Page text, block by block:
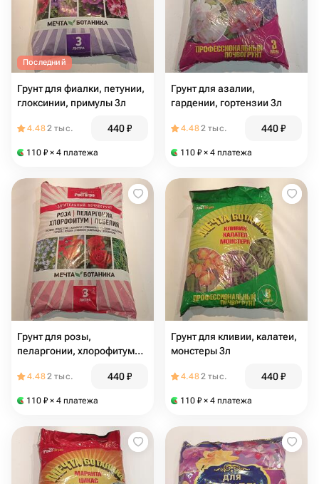
Последний
Грунт для фиалки, петунии,
глоксинии, примулы 3л
4.482 тыс. 440₽
110 ₽ × 4 платежа
Грунт для азалии,
гардении, гортензии 3л
4.482 тыс. 440₽
110 ₽ × 4 платежа
Грунт для розы,
пеларгонии, хлорофитума,
4.482 тыс. 440₽
110 ₽ × 4 платежа
Грунт для кливии, калатеи,
монстеры 3л
4.482 тыс. 440₽
110 ₽ × 4 платежа